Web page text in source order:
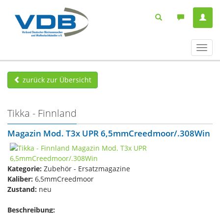
ein-/
zurück zur Übersicht
Tikka - Finnland
Magazin Mod. T3x UPR 6,5mmCreedmoor/.308Win
Kategorie: Zubehör - Ersatzmagazine
Kaliber: 6,5mmCreedmoor
Zustand: neu
Beschreibung: